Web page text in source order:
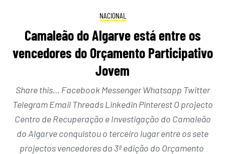
NACIONAL
Camaleão do Algarve está entre os
vencedores do Orçamento Participativo
Jovem
Share this… Facebook Messenger Whatsapp Twitter
Telegram Email Threads Linkedin Pinterest O projecto
Centro de Recuperação e Investigação do Camaleão
do Algarve conquistou o terceiro lugar entre os sete
projectos vencedores da 3ª edição do Orçamento